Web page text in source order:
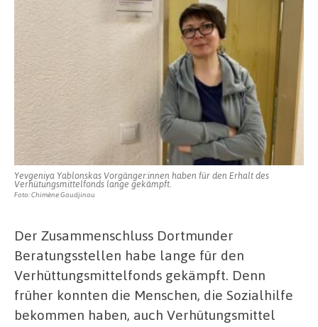
Yevgeniya Yablonskas Vorgänger:innen haben für den Erhalt des
Verhütungsmittelfonds lange gekämpft.
Foto: Chimène Goudjinou
Der Zusammenschluss Dortmunder
Beratungsstellen habe lange für den
Verhüttungsmittelfonds gekämpft. Denn
früher konnten die Menschen, die Sozialhilfe
bekommen haben, auch Verhütungsmittel